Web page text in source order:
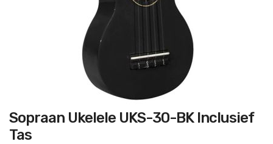
Ga
naar
het
begin
Sopraan Ukelele UKS-30-BK Inclusief
Tas